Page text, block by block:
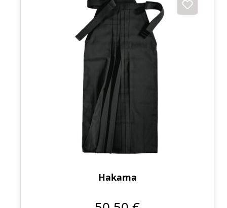
Hakama